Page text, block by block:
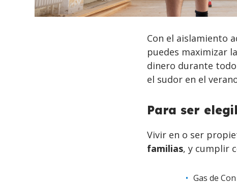
Con el aislamiento
puedes maximizar
dinero durante
el sudor en el
Para ser
Vivir en o ser
familias, y cumplir
Gas de